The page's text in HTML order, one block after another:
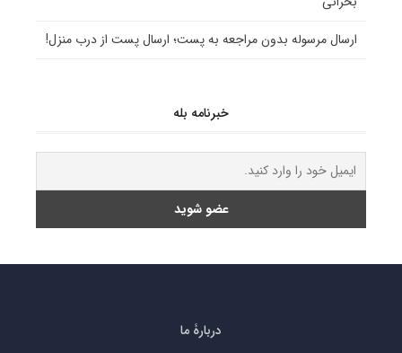
ارسال مرسوله بدون مراجعه به پست؛ ارسال پست از درب منزل!
خبرنامه بله
دربارۀ ما